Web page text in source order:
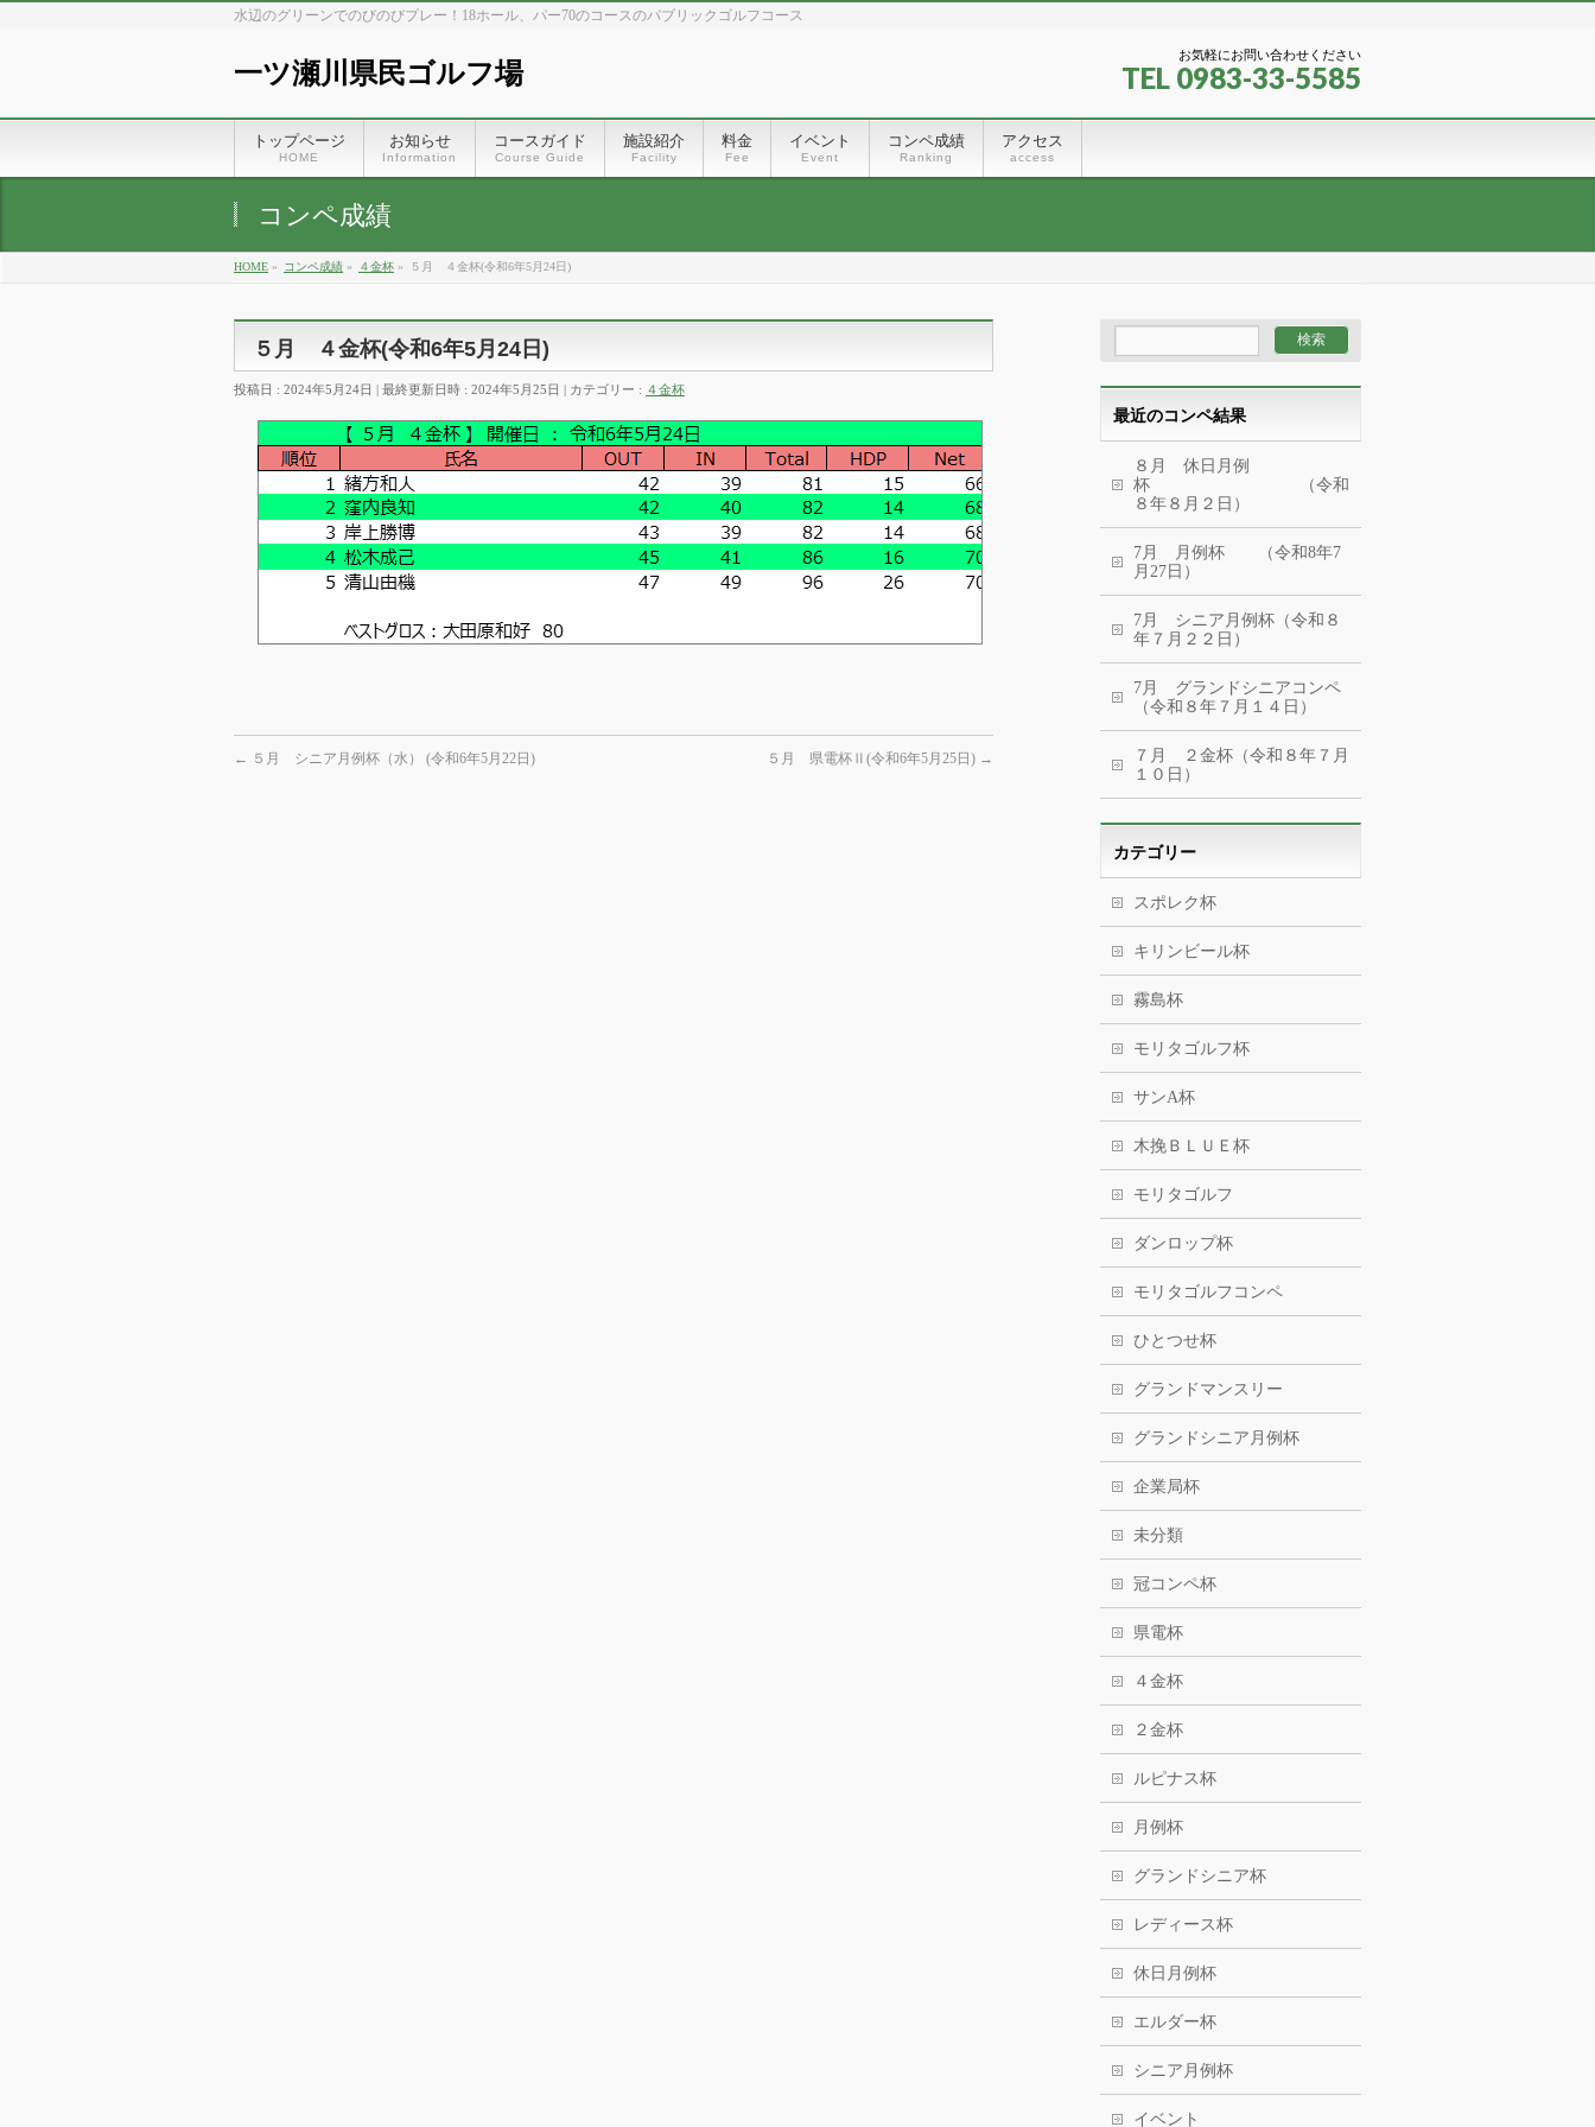
水辺のグリーンでのびのびプレー！18ホール、パー70のコースのパブリックゴルフコース
一ツ瀬川県民ゴルフ場
お気軽にお問い合わせください
TEL 0983-33-5585
トップページ
HOME
お知らせ
Information
コースガイド
Course Guide
施設紹介
Facility
料金
Fee
イベント
Event
コンペ成績
Ranking
アクセス
access
コンペ成績
HOME » コンペ成績 » ４金杯 » ５月 ４金杯(令和6年5月24日)
５月 ４金杯(令和6年5月24日)
投稿日 : 2024年5月24日 最終更新日時 : 2024年5月25日 カテゴリー : ４金杯
← ５月 シニア月例杯（水） (令和6年5月22日) ５月 県電杯Ⅱ(令和6年5月25日) →
最近のコンペ結果
８月 休日月例
杯 （令和
８年８月２日）
7月 月例杯 （令和8年7
月27日）
7月 シニア月例杯（令和８
年７月２２日）
7月 グランドシニアコンペ
（令和８年７月１４日）
７月 ２金杯（令和８年７月
１０日）
カテゴリー
スポレク杯
キリンビール杯
霧島杯
モリタゴルフ杯
サンA杯
木挽ＢＬＵＥ杯
モリタゴルフ
ダンロップ杯
モリタゴルフコンペ
ひとつせ杯
グランドマンスリー
グランドシニア月例杯
企業局杯
未分類
冠コンペ杯
県電杯
４金杯
２金杯
ルピナス杯
月例杯
グランドシニア杯
レディース杯
休日月例杯
エルダー杯
シニア月例杯
イベント